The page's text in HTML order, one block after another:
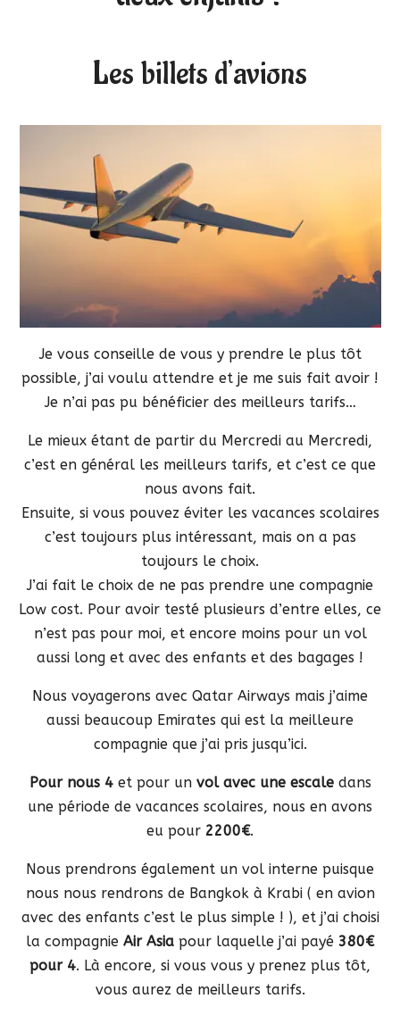
Les billets d’avions
Je vous conseille de vous y prendre le plus tôt
possible, j’ai voulu attendre et je me suis fait avoir !
Je n’ai pas pu bénéficier des meilleurs tarifs…
Le mieux étant de partir du Mercredi au Mercredi,
c’est en général les meilleurs tarifs, et c’est ce que
nous avons fait.
Ensuite, si vous pouvez éviter les vacances scolaires
c’est toujours plus intéressant, mais on a pas
toujours le choix.
J’ai fait le choix de ne pas prendre une compagnie
Low cost. Pour avoir testé plusieurs d’entre elles, ce
n’est pas pour moi, et encore moins pour un vol
aussi long et avec des enfants et des bagages !
Nous voyagerons avec Qatar Airways mais j’aime
aussi beaucoup Emirates qui est la meilleure
compagnie que j’ai pris jusqu’ici.
Pour nous 4et pour un vol avec une escaledans
une période de vacances scolaires, nous en avons
eu pour 2200€.
Nous prendrons également un vol interne puisque
nous nous rendrons de Bangkok à Krabi ( en avion
avec des enfants c’est le plus simple ! ), et j’ai choisi
la compagnie Air Asia pour laquelle j’ai payé 380€
pour 4. Là encore, si vous vous y prenez plus tôt,
vous aurez de meilleurs tarifs.